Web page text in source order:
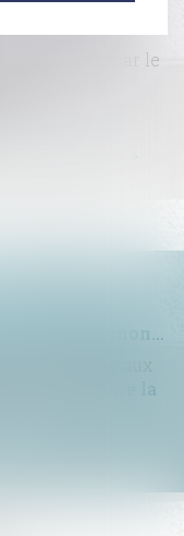
par le
de
Assurance construction : le dépassement du montant maximal garanti peut exclure toute couverture
sa garantie aux
un cert...
Lire la